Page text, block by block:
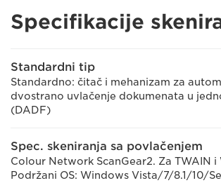
Specifikacije
Standardni tip
Standardno: čitač i mehanizam za
dvostrano uvlačenje dokumenata u
(DADF)
Spec. skeniranja sa povlačenjem
Colour Network ScanGear2. Za TWAIN i
Podržani OS: Windows Vista/7/8.1/10/